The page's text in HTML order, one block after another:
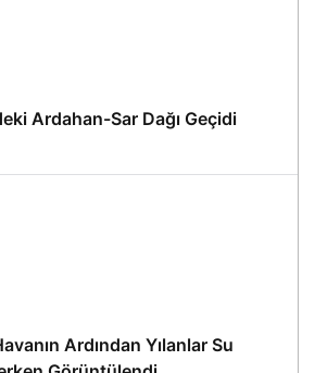
Ardahan-Sar Dağı Geçidi
Ardından Yılanlar Su